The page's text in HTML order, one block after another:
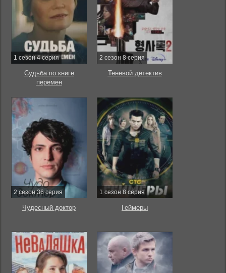
1 сезон 4 серия
Судьба по книге
перемен
2 сезон 8 серия
Теневой детектив
2 сезон 36 серия
Чудесный доктор
1 сезон 8 серия
Геймеры